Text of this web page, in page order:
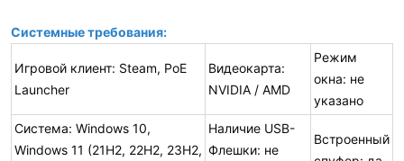
Системные требования:
Игровой клиент: Steam, PoE
Launcher
Видеокарта:
NVIDIA / AMD
Режим
окна: не
указано
Система: Windows 10,
Windows 11 (21H2, 22H2, 23H2,
Наличие USB-
Флешки: не
Встроенный